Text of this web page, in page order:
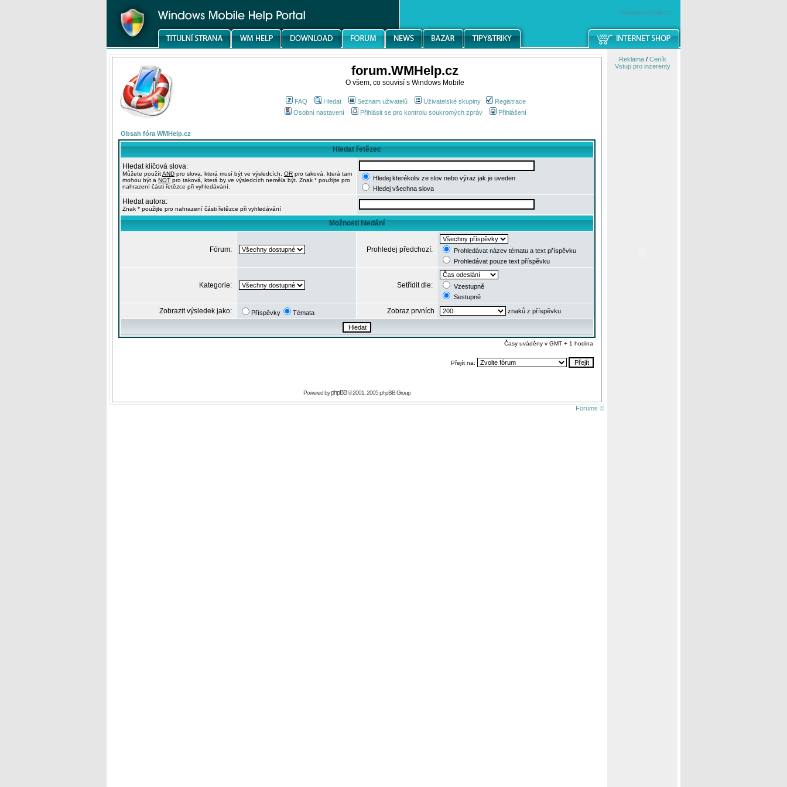
windowsmobile.cz
forum.WMHelp.cz
O všem, co souvisí s Windows Mobile
FAQ Hledat Seznam uživatelů Uživatelské skupiny
Registrace
Osobní nastavení
Přihlásit se pro kontrolu soukromých zpráv Přihlášení
Obsah fóra WMHelp.cz
Hledat řetězec
Hledat klíčová slova:
Můžete použítAND pro slova, která musí být ve výsledcích, OR pro taková, která tam
mohou být a NOT pro taková, která by ve výsledcích neměla být. Znak * použijte pro
nahrazení části řetězce při vyhledávání.
Hledej kterékoliv ze slov nebo výraz jak je uveden
Hledej všechna slova
Hledat autora:
Znak * použijte pro nahrazení části řetězce při vyhledávání
Možnosti hledání
Fórum: Prohledej předchozí:
Prohledávat název tématu a text příspěvku
Prohledávat pouze text příspěvku
Kategorie: Setřídit dle:
Vzestupně
Sestupně
Zobrazit výsledek jako: Příspěvky Témata Zobraz prvních znaků z příspěvku
Časy uváděny v GMT + 1 hodina
Přejít na:
Powered byphpBB© 2001, 2005 phpBB Group
Forums ©
Reklama/ Ceník
Vstup pro inzerenty